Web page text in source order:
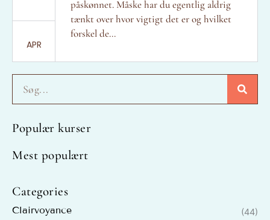
Populær kurser
Mest populært
Categories
Clairvoyance (44)
APR
påskønnet. Måske har du egentlig aldrig
tænkt over hvor vigtigt det er og hvilket
forskel de...